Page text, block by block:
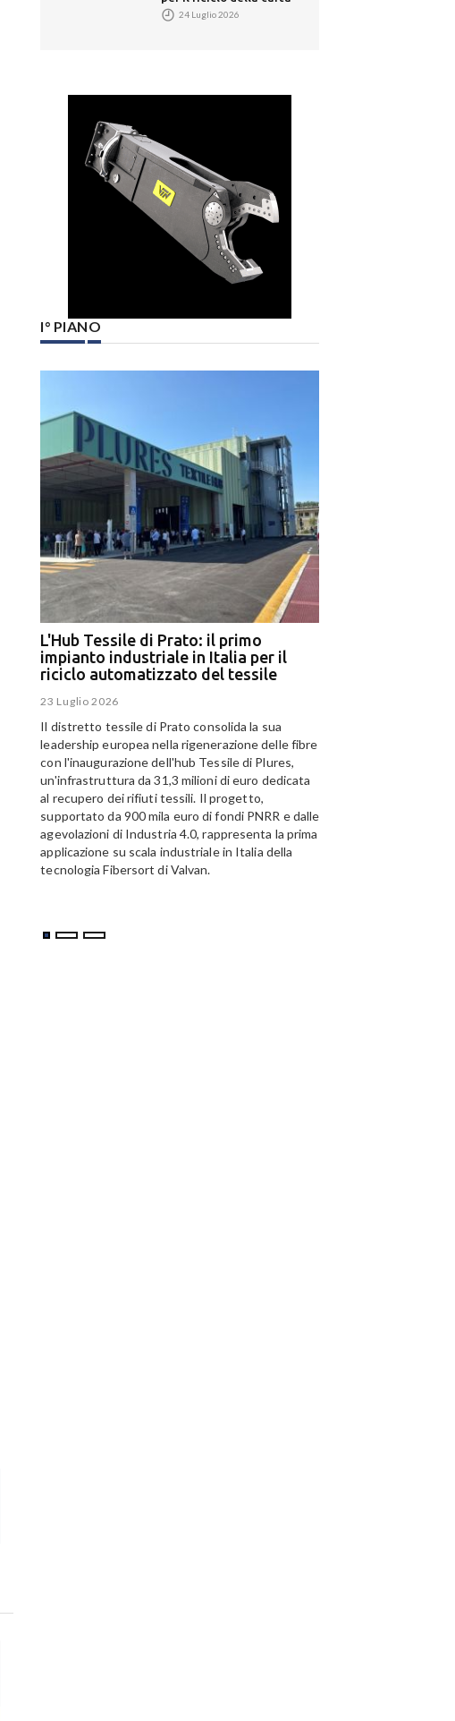
24 Luglio 2026
I° PIANO
L'Hub Tessile di Prato: il primo
impianto industriale in Italia per il
riciclo automatizzato del tessile
23 Luglio 2026
Il distretto tessile di Prato consolida la sua
leadership europea nella rigenerazione delle fibre
con l'inaugurazione dell'hub Tessile di Plures,
un'infrastruttura da 31,3 milioni di euro dedicata
al recupero dei rifiuti tessili. Il progetto,
supportato da 900 mila euro di fondi PNRR e dalle
agevolazioni di Industria 4.0, rappresenta la prima
applicazione su scala industriale in Italia della
tecnologia Fibersort di Valvan.